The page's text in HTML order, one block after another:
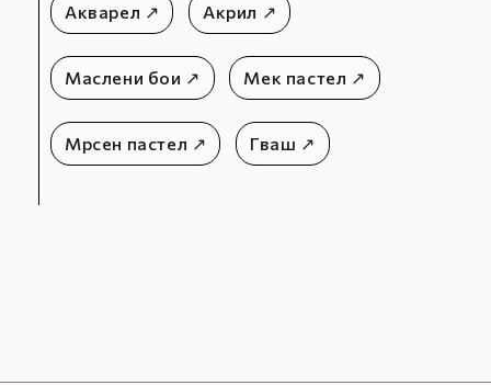
Акварел ↗ Акрил ↗
Маслени бои ↗ Мек пастел ↗
Мрсен пастел ↗ Гваш ↗